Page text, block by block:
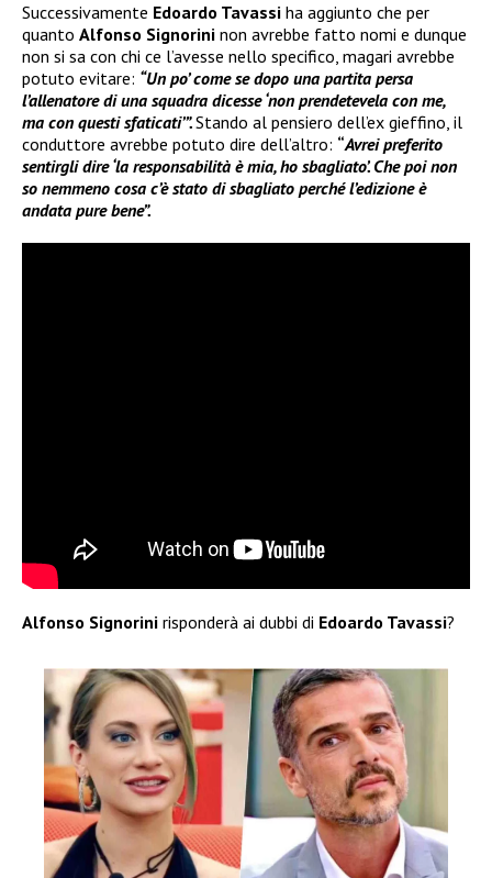
Successivamente Edoardo Tavassi ha aggiunto che per
quanto Alfonso Signorini non avrebbe fatto nomi e dunque
non si sa con chi ce l’avesse nello specifico, magari avrebbe
potuto evitare: “Un po’ come se dopo una partita persa
l’allenatore di una squadra dicesse ‘non prendetevela con me,
ma con questi sfaticati’”.Stando al pensiero dell’ex gieffino, il
conduttore avrebbe potuto dire dell’altro: “Avrei preferito
sentirgli dire ‘la responsabilità è mia, ho sbagliato’. Che poi non
so nemmeno cosa c’è stato di sbagliato perché l’edizione è
andata pure bene”.
Alfonso Signorini risponderà ai dubbi di Edoardo Tavassi?